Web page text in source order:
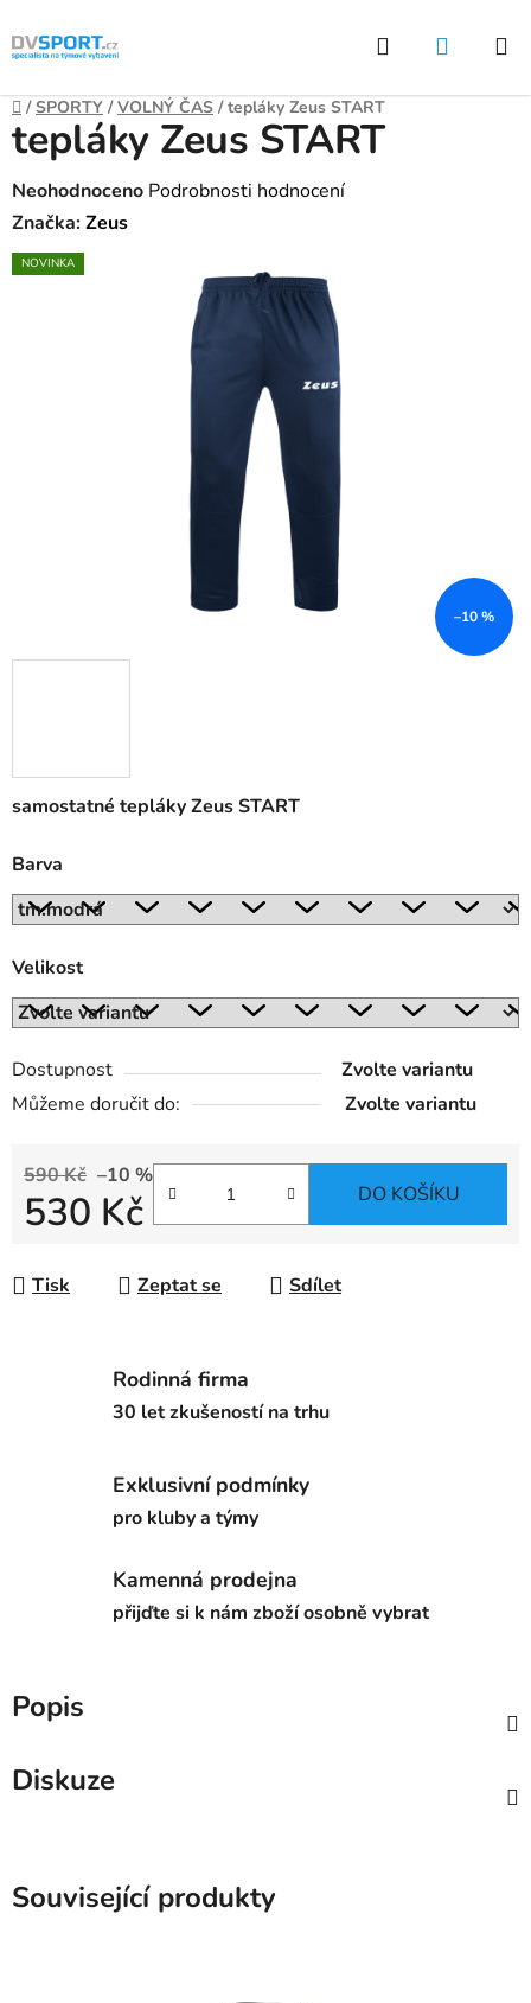
Přejít
na
Hledat
Domů
/ SPORTY / VOLNÝ ČAS / tepláky Zeus START
samostatné tepláky Zeus START
Barva
Velikost
Dostupnost
Zvolte variantu
Můžeme doručit do:
Zvolte variantu
590 Kč –10 %
530 Kč DO KOŠÍKU
Tisk Zeptat se Sdílet
tepláky Zeus START
Průměrné
hodnocení
produktu
Neohodnoceno Podrobnosti hodnocení
Značka:Zeus
NOVINKA
–10 %
Rodinná firma
30 let zkušeností na trhu
Exklusivní podmínky
pro kluby a týmy
Kamenná prodejna
přijďte si k nám zboží osobně vybrat
Popis
Diskuze
Související produkty